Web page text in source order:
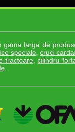
larga de
speciale, cruci
tractoare ,cilindru